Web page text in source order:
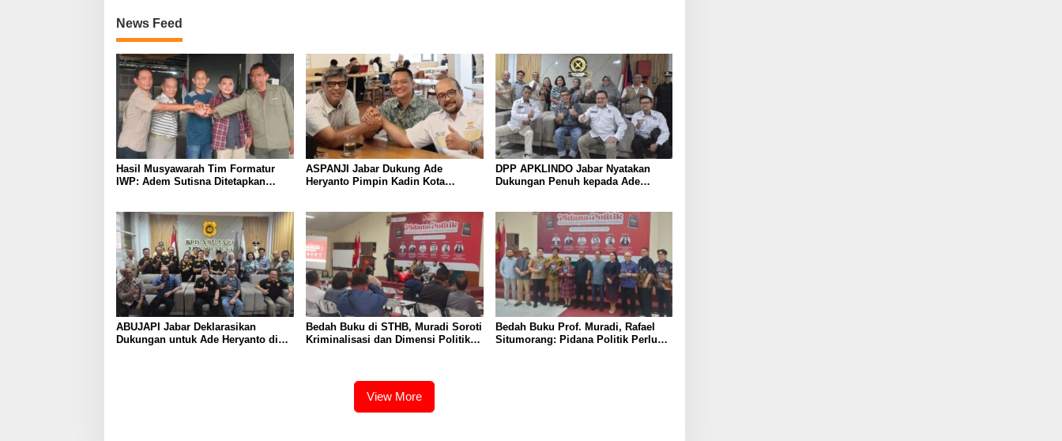
News Feed
Hasil Musyawarah Tim Formatur
IWP: Adem Sutisna Ditetapkan
ASPANJI Jabar Dukung Ade
Heryanto Pimpin Kadin Kota
DPP APKLINDO Jabar Nyatakan
Dukungan Penuh kepada Ade
ABUJAPI Jabar Deklarasikan
Dukungan untuk Ade Heryanto di
Bedah Buku di STHB, Muradi Soroti
Kriminalisasi dan Dimensi Politik
Bedah Buku Prof. Muradi, Rafael
Situmorang: Pidana Politik Perlu
View More